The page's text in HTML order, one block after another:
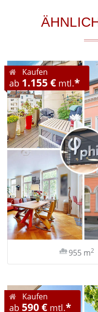
Kaufen
ab 1.155 € mtl.*
955 m2
Kaufen
ab 590 € mtl.*